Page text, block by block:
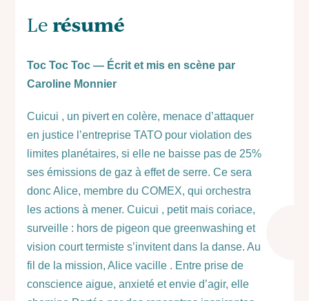
Le résumé
Toc Toc Toc — Écrit et mis en scène par
Caroline Monnier
Cuicui , un pivert en colère, menace d’attaquer
en justice l’entreprise TATO pour violation des
limites planétaires, si elle ne baisse pas de 25%
ses émissions de gaz à effet de serre. Ce sera
donc Alice, membre du COMEX, qui orchestra
les actions à mener. Cuicui , petit mais coriace,
surveille : hors de pigeon que greenwashing et
vision court termiste s’invitent dans la danse. Au
fil de la mission, Alice vacille . Entre prise de
conscience aigue, anxieté et envie d’agir, elle